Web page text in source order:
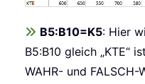
B5:B10=K5: Hier
B5:B10 gleich „KTE“
WAHR- und